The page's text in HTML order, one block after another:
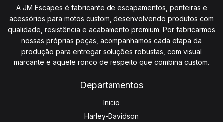
A JM Escapes é fabricante de escapamentos, ponteiras e
acessórios para motos custom, desenvolvendo produtos com
qualidade, resistência e acabamento premium. Por fabricarmos
nossas próprias peças, acompanhamos cada etapa da
produção para entregar soluções robustas, com visual
marcante e aquele ronco de respeito que combina custom.
Departamentos
Inicio
Harley-Davidson